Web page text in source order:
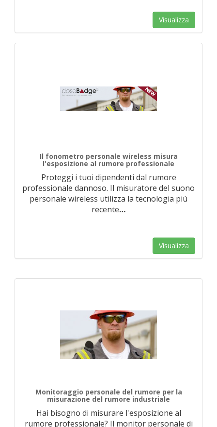
Visualizza
Il fonometro personale wireless misura
l'esposizione al rumore professionale
Proteggi i tuoi dipendenti dal rumore
professionale dannoso. Il misuratore del suono
personale wireless utilizza la tecnologia più
recente…
Visualizza
Monitoraggio personale del rumore per la
misurazione del rumore industriale
Hai bisogno di misurare l'esposizione al
rumore professionale? Il monitor personale di